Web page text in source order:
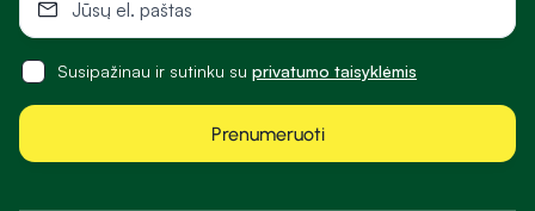
Susipažinau ir sutinku su privatumo taisyklėmis
Prenumeruoti